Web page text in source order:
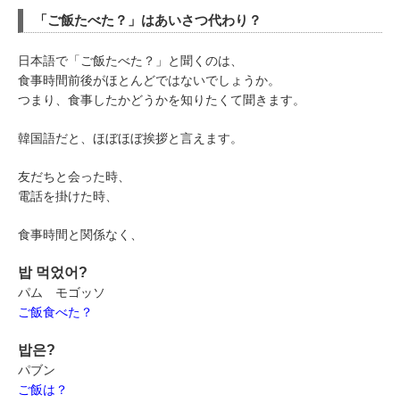
「ご飯たべた？」はあいさつ代わり？
日本語で「ご飯たべた？」と聞くのは、
食事時間前後がほとんどではないでしょうか。
つまり、食事したかどうかを知りたくて聞きます。
韓国語だと、ほぼほぼ挨拶と言えます。
友だちと会った時、
電話を掛けた時、
食事時間と関係なく、
밥 먹었어?
パム モゴッソ
ご飯食べた？
밥은?
パブン
ご飯は？